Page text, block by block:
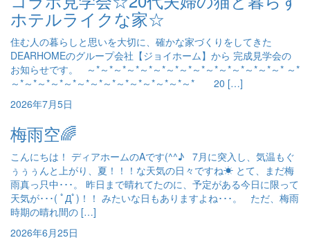
ホテルライクな家☆
住む人の暮らしと思いを大切に、確かな家づくりをしてきた
DEARHOMEのグループ会社【ジョイホーム】から 完成見学会の
お知らせです。 ～*～*～*～*～*～*～*～*～*～*～*～*～*～*～* ～*
～*～*～*～*～*～*～*～*～*～*～*～*～*～* 20 […]
2026年7月5日
梅雨空🌈
こんにちは！ ディアホームのAです(^^♪ 7月に突入し、気温もぐ
ぅぅぅんと上がり、夏！！！な天気の日々ですね☀ とて、まだ梅
雨真っ只中･･･。 昨日まで晴れてたのに、予定がある今日に限って
天気が･･･( ﾟДﾟ)！！ みたいな日もありますよね･･･。 ただ、梅雨
時期の晴れ間の […]
2026年6月25日